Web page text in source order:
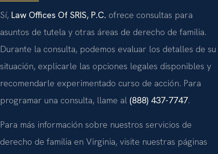
Sí, Law Offices Of SRIS, P.C. ofrece consultas para
asuntos de tutela y otras áreas de derecho de familia.
Durante la consulta, podemos evaluar los detalles de su
situación, explicarle las opciones legales disponibles y
recomendarle experimentado curso de acción. Para
programar una consulta, llame al (888) 437-7747.
Para más información sobre nuestros servicios de
derecho de familia en Virginia, visite nuestras páginas